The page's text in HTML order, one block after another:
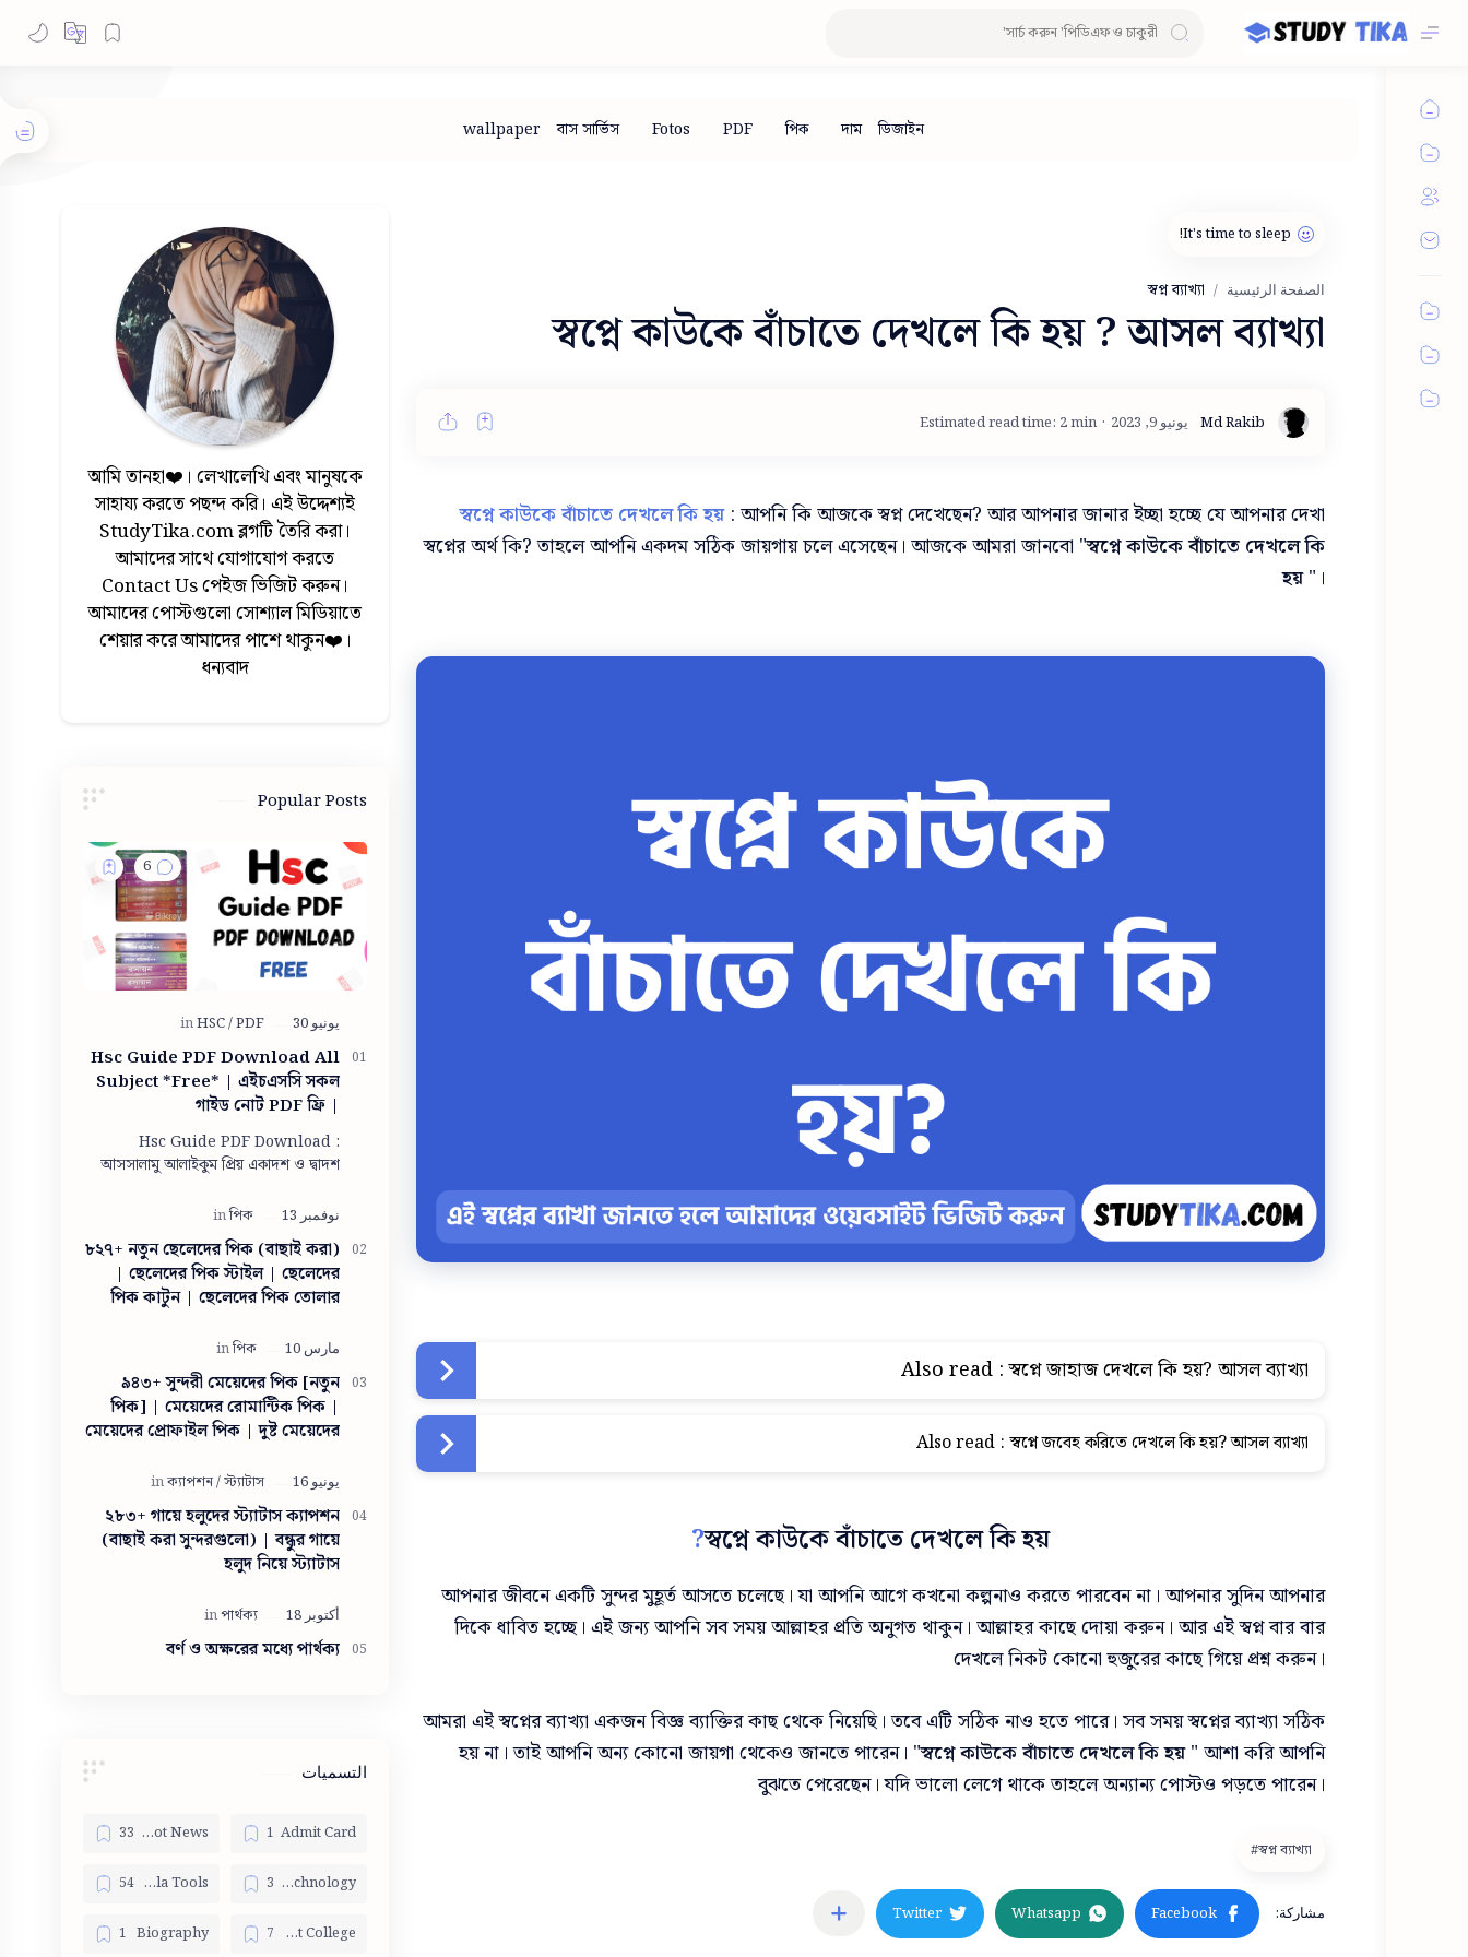
الصفحة الرئيسية স্বপ্ন ব্যাখ্যা
স্বপ্নে কাউকে বাঁচাতে দেখলে কি হয় ? আসল ব্যাখ্যা
Estimated read time: 2 min
স্বপ্নে কাউকে বাঁচাতে দেখলে কি হয় : আপনি কি আজকে স্বপ্ন দেখেছেন? আর আপনার জানার ইচ্ছা হচ্ছে যে আপনার দেখা
স্বপ্নের অর্থ কি? তাহলে আপনি একদম সঠিক জায়গায় চলে এসেছেন। আজকে আমরা জানবো "স্বপ্নে কাউকে বাঁচাতে দেখলে কি
হয়"।
Also read : স্বপ্নে জাহাজ দেখলে কি হয়? আসল ব্যাখ্যা
Also read : স্বপ্নে জবেহ করিতে দেখলে কি হয়? আসল ব্যাখ্যা
স্বপ্নে কাউকে বাঁচাতে দেখলে কি হয়
?
আপনার জীবনে একটি সুন্দর মুহূর্ত আসতে চলেছে। যা আপনি আগে কখনো কল্পনাও করতে পারবেন না। আপনার সুদিন আপনার
দিকে ধাবিত হচ্ছে। এই জন্য আপনি সব সময় আল্লাহর প্রতি অনুগত থাকুন। আল্লাহর কাছে দোয়া করুন। আর এই স্বপ্ন বার বার
দেখলে নিকট কোনো হুজুরের কাছে গিয়ে প্রশ্ন করুন।
আমরা এই স্বপ্নের ব্যাখ্যা একজন বিজ্ঞ ব্যাক্তির কাছ থেকে নিয়েছি। তবে এটি সঠিক নাও হতে পারে। সব সময় স্বপ্নের ব্যাখ্যা সঠিক
হয় না। তাই আপনি অন্য কোনো জায়গা থেকেও জানতে পারেন। "স্বপ্নে কাউকে বাঁচাতে দেখলে কি হয়" আশা করি আপনি
বুঝতে পেরেছেন। যদি ভালো লেগে থাকে তাহলে অন্যান্য পোস্টও পড়তে পারেন।
আমি তানহা❤️। লেখালেখি এবং মানুষকে
সাহায্য করতে পছন্দ করি। এই উদ্দেশ্যই
StudyTika.com ব্লগটি তৈরি করা।
আমাদের সাথে যোগাযোগ করতে
Contact Us পেইজ ভিজিট করুন।
আমাদের পোস্টগুলো সোশ্যাল মিডিয়াতে
শেয়ার করে আমাদের পাশে থাকুন❤️।
ধন্যবাদ
Popular Posts
Hsc Guide PDF Download All
Subject *Free* | এইচএসসি সকল
গাইড নোট PDF ফ্রি |
Panjeree/lecture guide for
class 11-12 pdf download
Hsc Guide PDF Download :
আসসালামু আলাইকুম প্রিয় একাদশ ও দ্বাদশ
তোমাদের দোয়ায় অনেক অনেক ভালো আছি।
তো একাদশ ও দ…
৮২৭+ নতুন ছেলেদের পিক (বাছাই করা)
| ছেলেদের পিক স্টাইল | ছেলেদের
পিক কাটুন | ছেলেদের পিক তোলার
| ছেলেদের পিক তোলার স্টাইল
৯৪৩+ সুন্দরী মেয়েদের পিক [নতুন
পিক] | মেয়েদের রোমান্টিক পিক |
মেয়েদের প্রোফাইল পিক | দুষ্ট মেয়েদের
সুন্দরী মেয়ে
২৮৩+ গায়ে হলুদের স্ট্যাটাস ক্যাপশন
(বাছাই করা সুন্দরগুলো) | বন্ধুর গায়ে
হলুদ নিয়ে স্ট্যাটাস
বর্ণ ও অক্ষরের মধ্যে পার্থক্য
التسميات
Admit Card
Bangla Hot News
Bangla Technology
Bangla Tools
Best College
Biography